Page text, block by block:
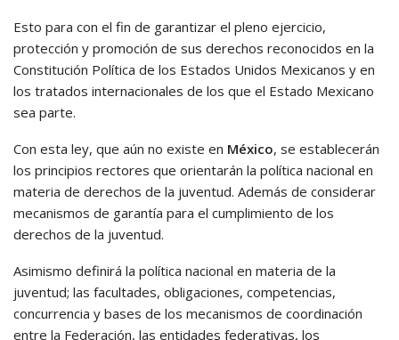
Esto para con el fin de garantizar el pleno ejercicio,
protección y promoción de sus derechos reconocidos en la
Constitución Política de los Estados Unidos Mexicanos y en
los tratados internacionales de los que el Estado Mexicano
sea parte.
Con esta ley, que aún no existe en México, se establecerán
los principios rectores que orientarán la política nacional en
materia de derechos de la juventud. Además de considerar
mecanismos de garantía para el cumplimiento de los
derechos de la juventud.
Asimismo definirá la política nacional en materia de la
juventud; las facultades, obligaciones, competencias,
concurrencia y bases de los mecanismos de coordinación
entre la Federación, las entidades federativas, los